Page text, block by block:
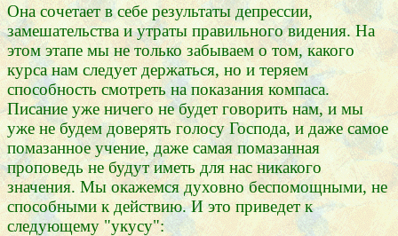
Она сочетает в себе результаты депрессии,
замешательства и утраты правильного видения. На
этом этапе мы не только забываем о том, какого
курса нам следует держаться, но и теряем
способность смотреть на показания компаса.
Писание уже ничего не будет говорить нам, и мы
уже не будем доверять голосу Господа, и даже самое
помазанное учение, даже самая помазанная
проповедь не будут иметь для нас никакого
значения. Мы окажемся духовно беспомощными, не
способными к действию. И это приведет к
следующему "укусу":